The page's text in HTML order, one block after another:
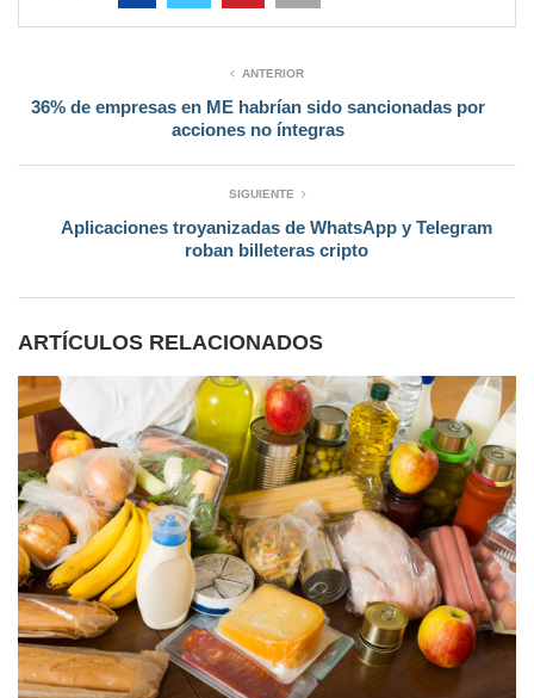
ANTERIOR
36% de empresas en ME habrían sido sancionadas por
acciones no íntegras
SIGUIENTE
Aplicaciones troyanizadas de WhatsApp y Telegram
roban billeteras cripto
ARTÍCULOS RELACIONADOS